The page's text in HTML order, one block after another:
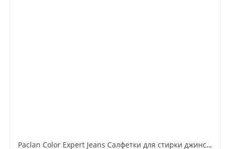
Paclan Color Expert Jeans Салфетки для стирки джинсовых тканей синего цвета с окрашивающим эффектом 10 шт